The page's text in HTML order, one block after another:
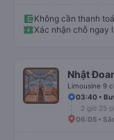
Không cần thanh
Xác nhận chỗ ngay
Nhật
Limousine 9
03:40 •
2 giờ 25
06:05 •